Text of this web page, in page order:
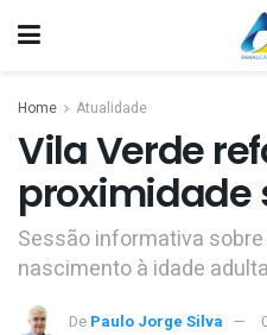
Home Atualidade
Vila Verde
proximidade
Sessão informativa
nascimento à idade
De Paulo Jorge Silva